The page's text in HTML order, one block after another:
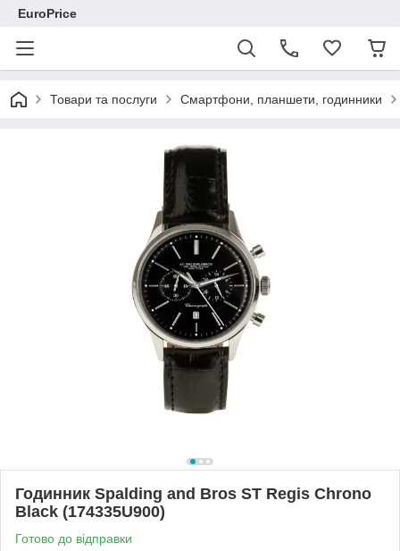
EuroPrice
Товари та послуги Смартфони, планшети, годинники
Годинник Spalding and Bros ST Regis Chrono
Black (174335U900)
Готово до відправки